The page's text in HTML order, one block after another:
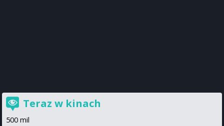
Teraz w kinach
500 mil